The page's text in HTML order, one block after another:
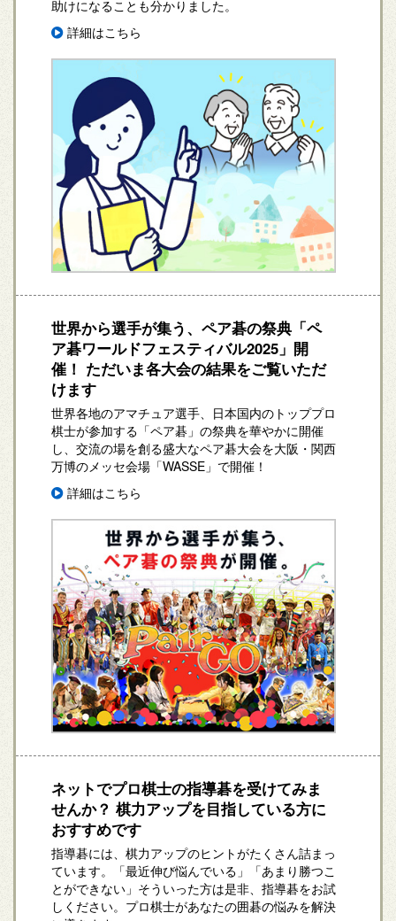
助けになることも分かりました。
詳細はこちら
世界から選手が集う、ペア碁の祭典「ペ
ア碁ワールドフェスティバル2025」開
催！ ただいま各大会の結果をご覧いただ
けます
世界各地のアマチュア選手、日本国内のトッププロ
棋士が参加する「ペア碁」の祭典を華やかに開催
し、交流の場を創る盛大なペア碁大会を大阪・関西
万博のメッセ会場「WASSE」で開催！
詳細はこちら
ネットでプロ棋士の指導碁を受けてみま
せんか？ 棋力アップを目指している方に
おすすめです
指導碁には、棋力アップのヒントがたくさん詰まっ
ています。「最近伸び悩んでいる」「あまり勝つこ
とができない」そういった方は是非、指導碁をお試
しください。プロ棋士があなたの囲碁の悩みを解決